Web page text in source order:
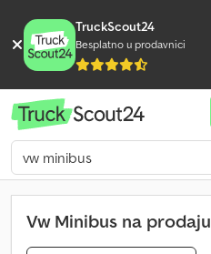
TruckScout24
Besplatno u prodavnici
Vw Minibus na prodaju